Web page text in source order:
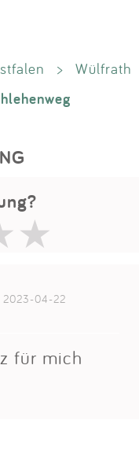
>
Wülfrath
2023-04-22
für mich